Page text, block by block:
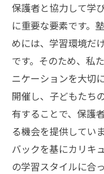
保護者と協力して学
に重要な要素です。
めには、学習環境だ
です。そのため、私
ニケーションを大切
開催し、子どもたち
有することで、保護
る機会を提供してい
バックを基にカリキ
の学習スタイルに合